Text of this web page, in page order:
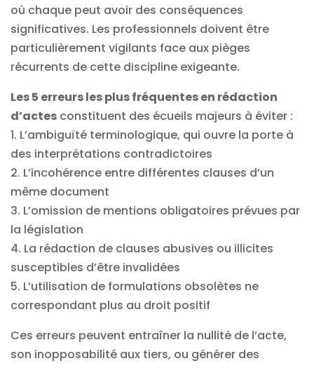
où chaque peut avoir des conséquences
significatives. Les professionnels doivent être
particulièrement vigilants face aux pièges
récurrents de cette discipline exigeante.
Les 5 erreurs les plus fréquentes en rédaction
d’actes constituent des écueils majeurs à éviter :
1. L’ambiguïté terminologique, qui ouvre la porte à
des interprétations contradictoires
2. L’incohérence entre différentes clauses d’un
même document
3. L’omission de mentions obligatoires prévues par
la législation
4. La rédaction de clauses abusives ou illicites
susceptibles d’être invalidées
5. L’utilisation de formulations obsolètes ne
correspondant plus au droit positif
Ces erreurs peuvent entraîner la nullité de l’acte,
son inopposabilité aux tiers, ou générer des